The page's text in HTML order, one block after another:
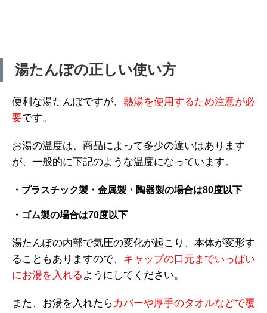
湯たんぽの正しい使い方
便利な湯たんぽですが、 熱湯を使用するため注意が必
要です。
お湯の温度は、商品によって多少の違いはあります
が、一般的に下記のような温度になっています。
・プラスチック製・金属製・陶器製の場合は80度以下
・ゴム製の場合は70度以下
湯たんぽの内部で気圧の変化が起こり、本体が変形す
ることもありますので、 キャップの口元までいっぱい
にお湯を入れる ようにしてください。
また、お湯を入れたら カバーや厚手のタオルなどで覆